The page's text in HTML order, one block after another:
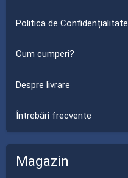
Politica de Confidențialitate
Cum cumperi?
Despre livrare
Întrebări frecvente
Magazin